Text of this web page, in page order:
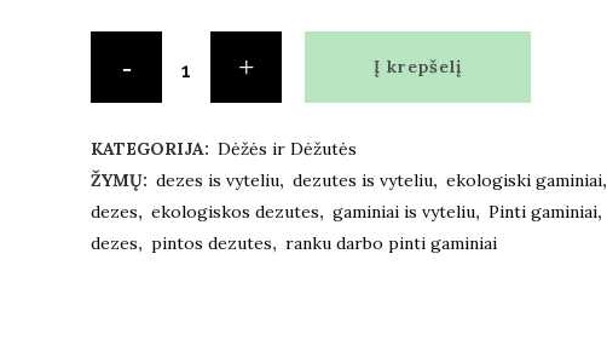
Į krepšelį
KATEGORIJA: Dėžės ir Dėžutės
ŽYMŲ: dezes is vyteliu, dezutes is vyteliu, ekologiski gaminiai,
dezes, ekologiskos dezutes, gaminiai is vyteliu, Pinti gaminiai,
dezes, pintos dezutes, ranku darbo pinti gaminiai